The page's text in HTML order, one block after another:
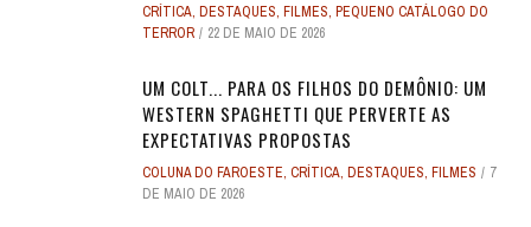
CRÍTICA, DESTAQUES, FILMES, PEQUENO CATÁLOGO DO
TERROR
22 DE MAIO DE 2026
UM COLT... PARA OS FILHOS DO DEMÔNIO: UM
WESTERN SPAGHETTI QUE PERVERTE AS
EXPECTATIVAS PROPOSTAS
COLUNA DO FAROESTE, CRÍTICA, DESTAQUES, FILMES
7
DE MAIO DE 2026